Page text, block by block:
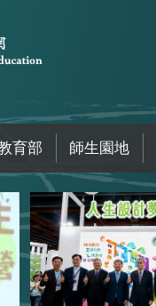
育部 師生園地